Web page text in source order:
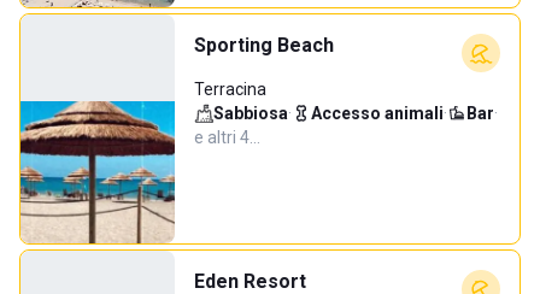
Sporting Beach
Terracina
Sabbiosa· Accesso animali· Bar·
e altri 4…
Eden Resort